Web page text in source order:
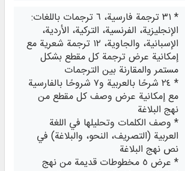
* ٣١ ترجمة فارسية، ٦ ترجمات باللغات:
الإنجليزية، الفرنسية، التركية، الأردية،
الإسبانية، والجاوية، ١٢ ترجمة شعرية مع
إمكانية عرض ترجمة كل مقطع بشكل
مستمر والمقارنة بين الترجمات
* ٢٤ شرحًا بالعربية و٧ شروحًا بالفارسية
مع إمكانية عرض وصف كل مقطع من
نهج البلاغة
* وصف الكلمات وتحليلها في اللغة
العربية (التصريف، النحو، والبلاغة) في
نص نهج البلاغة
* عرض ٥ مخطوطات قديمة من نهج